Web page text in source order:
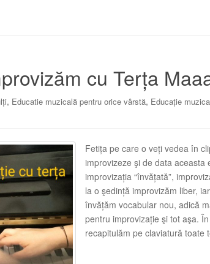
cu Terța
, Educatie muzicală pentru orice vârstă, Educație
Fetița pe care o veți vedea în
improvizeze şi de data aceasta
improvizația “învățată”,
la o şedință improvizăm liber,
învățăm vocabular nou, adică
pentru improvizație şi tot aşa.
recapitulăm pe claviatură toate